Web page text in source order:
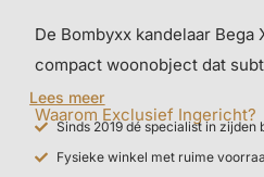
De Bombyxx kandelaar Bega
compact woonobject dat
ruimte. Perfect te
of als solo accent. Ervaar
de showroom van Exclusief
Lees meer
Waarom Exclusief Ingericht?
Sinds 2019 dé specialist in zijden
Fysieke winkel met ruime